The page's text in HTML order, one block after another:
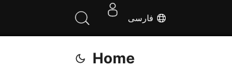
فارسی
Home